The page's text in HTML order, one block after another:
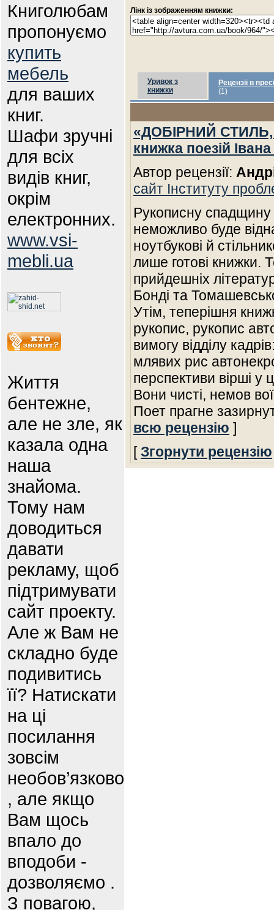
Книголюбам
пропонуємо
купить
мебель
для ваших
книг.
Шафи зручні
для всіх
видів книг,
окрім
електронних.
www.vsi-
mebli.ua
Життя
бентежне,
але не зле, як
казала одна
наша
знайома.
Тому нам
доводиться
давати
рекламу, щоб
підтримувати
сайт проекту.
Але ж Вам не
складно буде
подивитись
її? Натискати
на ці
посилання
зовсім
необов’язково
, але якщо
Вам щось
впало до
вподоби -
дозволяємо .
З повагою,
Лінк із зображенням книжки:
Уривок з
книжки
Рецензії в пресі
(1)
«ДОБІРНИЙ
книжка поезій
Автор рецензії:
сайт Інституту
Рукописну спадщину
неможливо буде
ноутбукові й
лише готові книжки.
прийдешніх
Бонді та
Утім, теперішня
рукопис, рукопис
вимогу відділу
млявих рис
перспективи вірші у
Вони чисті, немов
Поет прагне
всю рецензію ]
[Згорнути рецензію